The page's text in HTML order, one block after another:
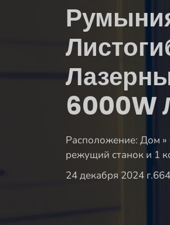
6000W
Расположение: Дом »
режущий станок и 1
24 декабря 2024 г.